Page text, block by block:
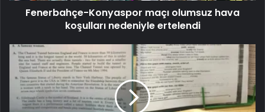
Fenerbahçe-Konyaspor maçı olumsuz hava
koşulları nedeniyle ertelendi